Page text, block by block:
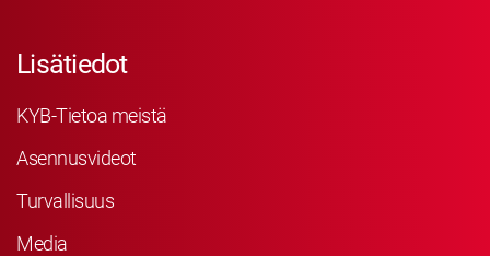
Lisätiedot
KYB-Tietoa meistä
Asennusvideot
Turvallisuus
Media